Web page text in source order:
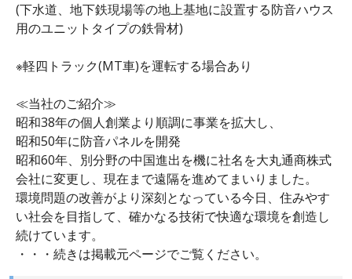
(下水道、地下鉄現場等の地上基地に設置する防音ハウス
用のユニットタイプの鉄骨材)
※軽四トラック(MT車)を運転する場合あり
≪当社のご紹介≫
昭和38年の個人創業より順調に事業を拡大し、
昭和50年に防音パネルを開発
昭和60年、別分野の中国進出を機に社名を大丸通商株式
会社に変更し、現在まで遠隔を進めてまいりました。
環境問題の改善がより深刻となっている今日、住みやす
い社会を目指して、確かなる技術で快適な環境を創造し
続けています。
・・・続きは掲載元ページでご覧ください。